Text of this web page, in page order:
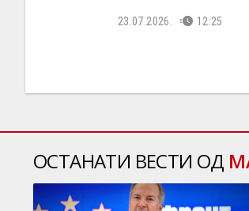
23.07.2026. 12:25
ОСТАНАТИ ВЕСТИ ОД